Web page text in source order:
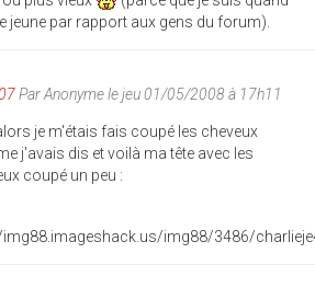
jeune par rapport aux gens du forum).
ParAnonymele jeu 01/05/2008 à 17h11
je m'étais fais coupé les cheveux
j'avais dis et voilà ma tête avec les
coupé un peu :